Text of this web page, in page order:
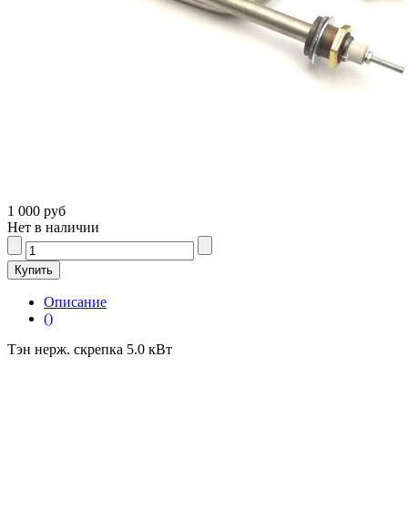
1 000 руб
Нет в наличии
Описание
()
Тэн нерж. скрепка 5.0 кВт